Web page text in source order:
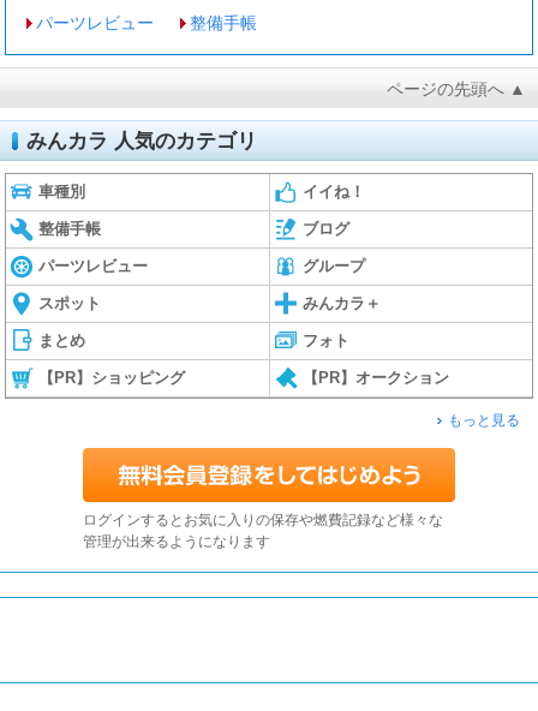
パーツレビュー 整備手帳
ページの先頭へ ▲
みんカラ 人気のカテゴリ
車種別 イイね！
整備手帳 ブログ
パーツレビュー グループ
スポット みんカラ＋
まとめ フォト
【PR】ショッピング 【PR】オークション
もっと見る
ログインするとお気に入りの保存や燃費記録など様々な
管理が出来るようになります